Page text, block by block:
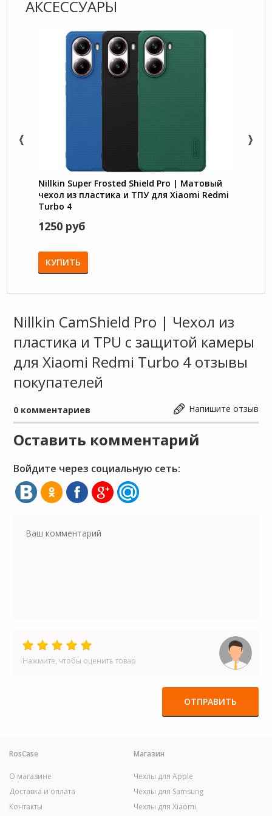
АКСЕССУАРЫ
Nillkin Super Frosted Shield Pro | Матовый
чехол из пластика и ТПУ для Xiaomi Redmi
Turbo 4
1250 руб
КУПИТЬ
Nillkin CamShield Pro | Чехол из
пластика и TPU с защитой камеры
для Xiaomi Redmi Turbo 4 отзывы
покупателей
Напишите отзыв
0 комментариев
Оставить комментарий
Войдите через социальную сеть:
Нажмите, чтобы оценить товар
ОТПРАВИТЬ
RosCase
О магазине
Доставка и оплата
Контакты
Магазин
Чехлы для Apple
Чехлы для Samsung
Чехлы для Xiaomi